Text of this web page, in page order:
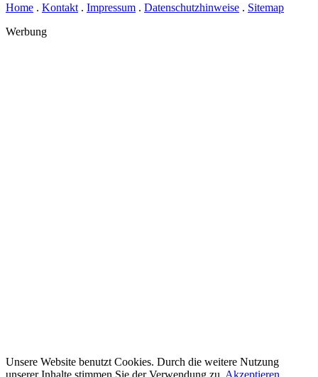
Home . Kontakt . Impressum . Datenschutzhinweise . Sitemap
Werbung
Unsere Website benutzt Cookies. Durch die weitere Nutzung
unserer Inhalte stimmen Sie der Verwendung zu. Akzeptieren